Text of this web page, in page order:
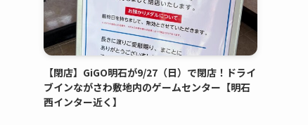
【閉店】GiGO明石が9/27（日）で閉店！ドライ
ブインながさわ敷地内のゲームセンター【明石
西インター近く】